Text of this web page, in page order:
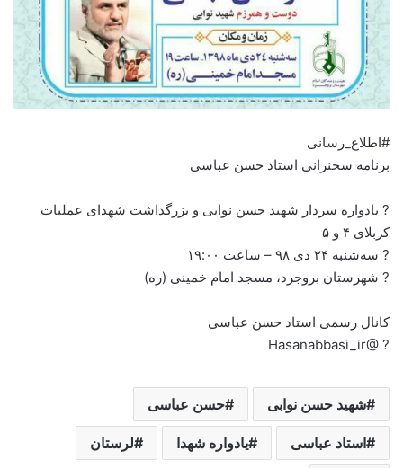
#اطلاع_رسانی
برنامه سخنرانی استاد حسن عباسی
? یادواره سردار شهید حسن نوابی و بزرگداشت شهدای عملیات
کربلای ۴ و ۵
? سه‌شنبه ۲۴ دی ۹۸ – ساعت ۱۹:۰۰
? شهرستان بروجرد، مسجد امام خمینی (ره)
کانال رسمی استاد حسن عباسی
? @Hasanabbasi_ir
شهید حسن نوابی حسن عباسی
استاد عباسی یادواره شهدا لرستان